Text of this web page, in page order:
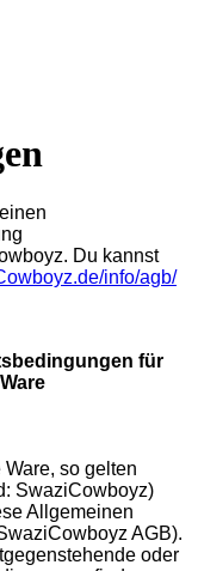
Du kannst
info/agb/
für
so gelten
SwaziCowboyz)
Allgemeinen
AGB).
oder